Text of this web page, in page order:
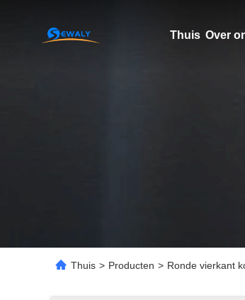
Thuis Over
Thuis > Producten > Ronde vierkant